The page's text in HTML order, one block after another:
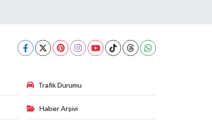
Trafik Durumu
Haber Arşivi